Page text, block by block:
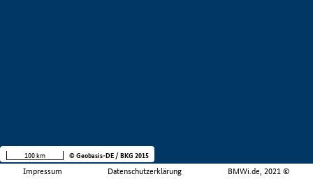
Impressum Datenschutzerklärung BMWi.de, 2021 ©
100 km © Geobasis-DE / BKG 2015